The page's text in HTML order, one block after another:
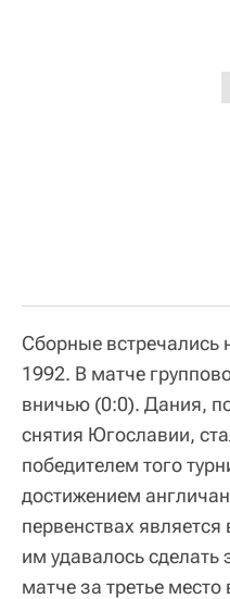
Сборные встречались
1992. В матче
вничью (0:0). Дания,
снятия Югославии,
победителем того
достижением
первенствах
им удавалось сделать
матче за третье место